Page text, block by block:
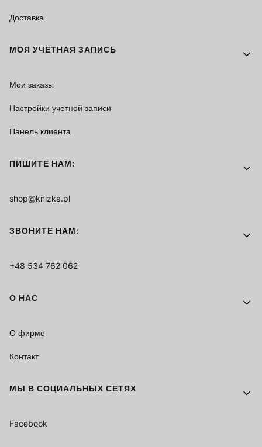
Доставка
МОЯ УЧЁТНАЯ ЗАПИСЬ
Мои заказы
Настройки учётной записи
Панель клиента
ПИШИТЕ НАМ:
shop@knizka.pl
ЗВОНИТЕ НАМ:
+48 534 762 062
О НАС
О фирме
Контакт
МЫ В СОЦИАЛЬНЫХ СЕТЯХ
Facebook